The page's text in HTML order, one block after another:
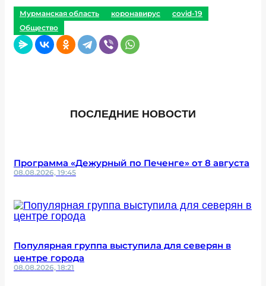
Мурманская область коронавирус
covid-19
Общество
ПОСЛЕДНИЕ НОВОСТИ
Программа «Дежурный по Печенге» от 8 августа
08.08.2026, 19:45
Популярная группа выступила для северян в
центре города
08.08.2026, 18:21